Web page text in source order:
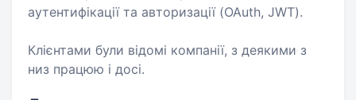
аутентифікації та авторизації (OAuth, JWT).
Клієнтами були відомі компанії, з деякими з
низ працюю і досі.